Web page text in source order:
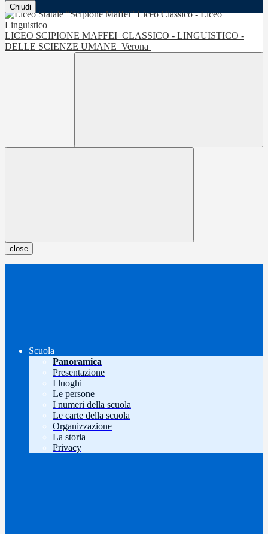
Chiudi
LICEO SCIPIONE MAFFEI CLASSICO - LINGUISTICO -
DELLE SCIENZE UMANE Verona
close
Scuola
Panoramica
Presentazione
I luoghi
Le persone
I numeri della scuola
Le carte della scuola
Organizzazione
La storia
Privacy